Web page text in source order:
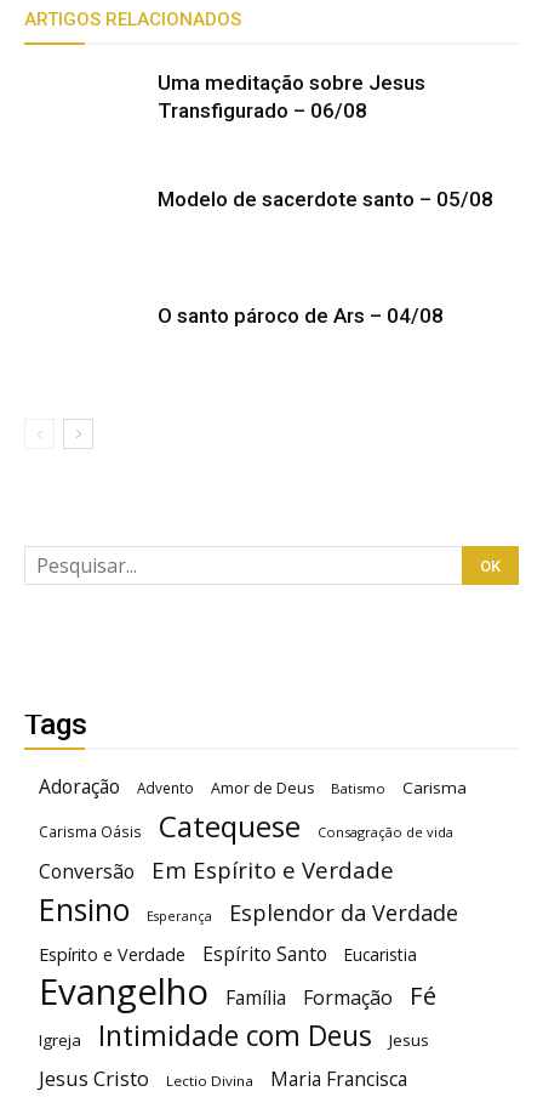
ARTIGOS RELACIONADOS
Uma meditação sobre Jesus
Transfigurado – 06/08
Modelo de sacerdote santo – 05/08
O santo pároco de Ars – 04/08
Tags
Adoração Advento Amor de Deus Batismo Carisma
Carisma Oásis Catequese Consagração de vida
Conversão Em Espírito e Verdade
Ensino Esperança Esplendor da Verdade
Espírito e Verdade Espírito Santo Eucaristia
Evangelho Família Formação Fé
Igreja Intimidade com Deus Jesus
Jesus Cristo Lectio Divina Maria Francisca